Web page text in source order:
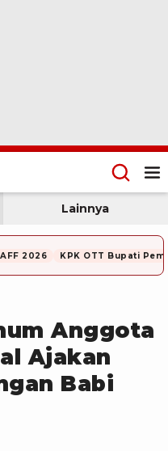
Lainnya
2026 KPK OTT Bupati
Anggota
Ajakan
Babi